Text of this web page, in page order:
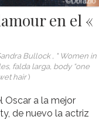
en el «
Bullock , " Women in
falda larga, body “one
hair)
Oscar a la mejor
de nuevo la actriz